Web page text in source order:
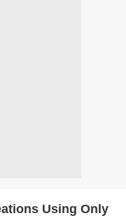
Using Only